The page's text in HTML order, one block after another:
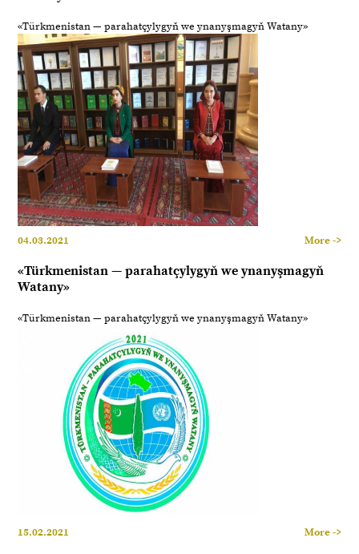
«Türkmenistan — parahatçylygyň we ynanyşmagyň Watany»
04.03.2021 More ->
«Türkmenistan — parahatçylygyň we ynanyşmagyň
Watany»
«Türkmenistan — parahatçylygyň we ynanyşmagyň Watany»
15.02.2021 More ->